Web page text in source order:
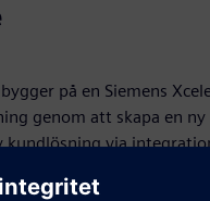
på en Siemens
genom att skapa en
kundlösning via